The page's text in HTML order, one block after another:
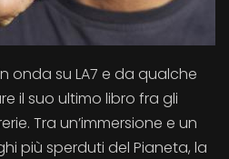
onda su LA7 e da qualche
il suo ultimo libro fra gli
Tra un’immersione e un
più sperduti del Pianeta, la